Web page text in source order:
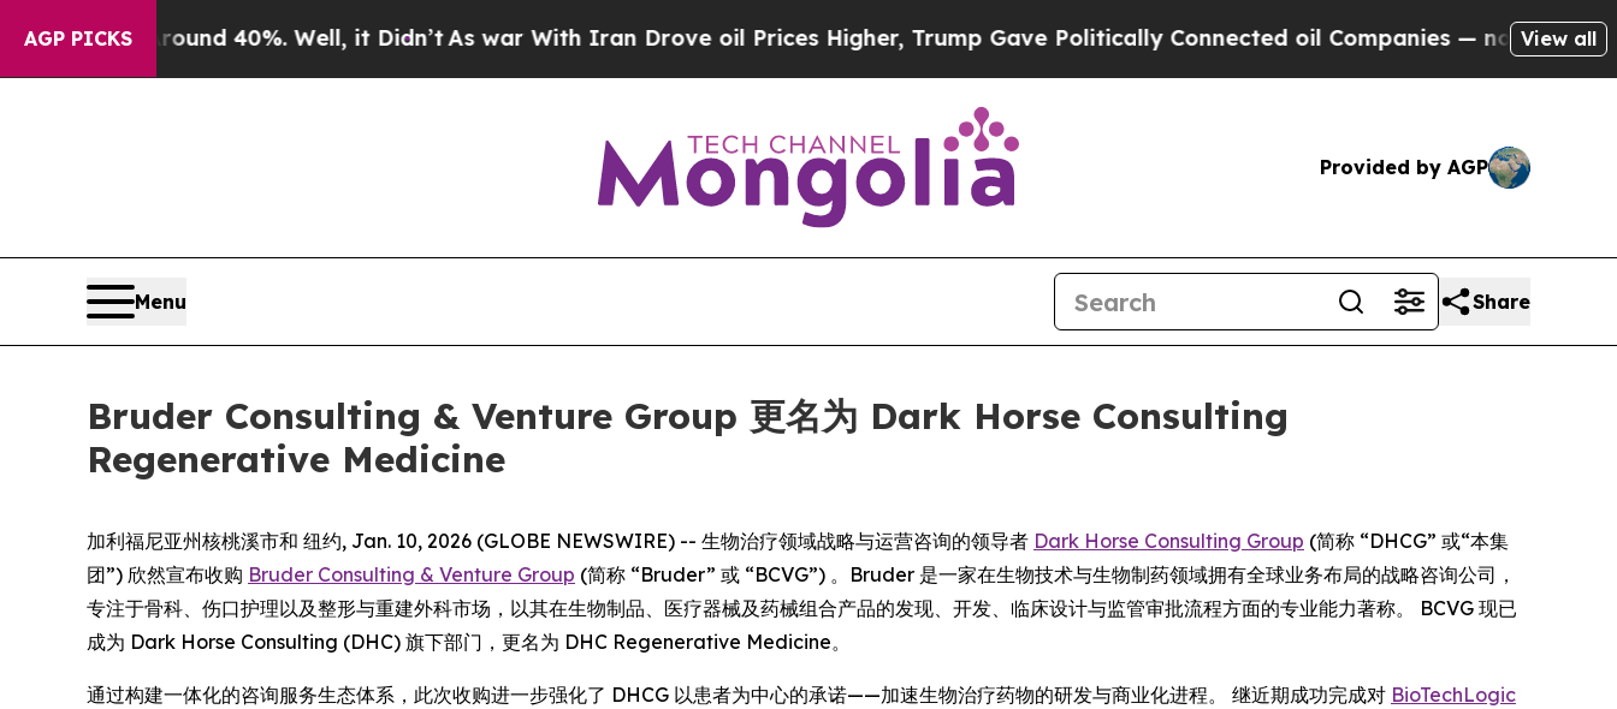
AGP PICKS
Around 40%. Well, it Didn’t As war With Iran Drove oil Prices Higher, Trump Gave Politically Connected oil Companies — not Taxpayers —
View all
Provided by AGP
Menu Share
Bruder Consulting & Venture Group 更名为 Dark Horse Consulting
Regenerative Medicine
加利福尼亚州核桃溪市和 纽约, Jan. 10, 2026 (GLOBE NEWSWIRE) -- 生物治疗领域战略与运营咨询的领导者 Dark Horse Consulting Group (简称 “DHCG” 或“本集
团”) 欣然宣布收购 Bruder Consulting & Venture Group (简称 “Bruder” 或 “BCVG”) 。Bruder 是一家在生物技术与生物制药领域拥有全球业务布局的战略咨询公司，
专注于骨科、伤口护理以及整形与重建外科市场，以其在生物制品、医疗器械及药械组合产品的发现、开发、临床设计与监管审批流程方面的专业能力著称。 BCVG 现已
成为 Dark Horse Consulting (DHC) 旗下部门，更名为 DHC Regenerative Medicine。
通过构建一体化的咨询服务生态体系，此次收购进一步强化了 DHCG 以患者为中心的承诺——加速生物治疗药物的研发与商业化进程。 继近期成功完成对 BioTechLogic